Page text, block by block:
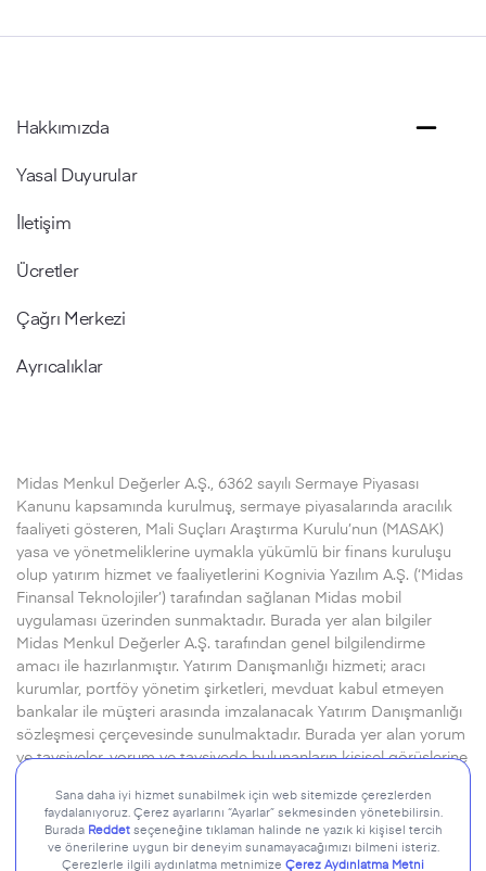
Hakkımızda
Yasal Duyurular
İletişim
Ücretler
Çağrı Merkezi
Ayrıcalıklar
Midas Menkul Değerler A.Ş., 6362 sayılı Sermaye Piyasası
Kanunu kapsamında kurulmuş, sermaye piyasalarında aracılık
faaliyeti gösteren, Mali Suçları Araştırma Kurulu’nun (MASAK)
yasa ve yönetmeliklerine uymakla yükümlü bir finans kuruluşu
olup yatırım hizmet ve faaliyetlerini Kognivia Yazılım A.Ş. (‘Midas
Finansal Teknolojiler’) tarafından sağlanan Midas mobil
uygulaması üzerinden sunmaktadır. Burada yer alan bilgiler
Midas Menkul Değerler A.Ş. tarafından genel bilgilendirme
amacı ile hazırlanmıştır. Yatırım Danışmanlığı hizmeti; aracı
kurumlar, portföy yönetim şirketleri, mevduat kabul etmeyen
bankalar ile müşteri arasında imzalanacak Yatırım Danışmanlığı
sözleşmesi çerçevesinde sunulmaktadır. Burada yer alan yorum
ve tavsiyeler, yorum ve tavsiyede bulunanların kişisel görüşlerine
dayanmaktadır. Herhangi bir yatırım aracının alım-satım önerisi
ya da getiri vaadi olarak yorumlanmamalıdır.Devamı için..